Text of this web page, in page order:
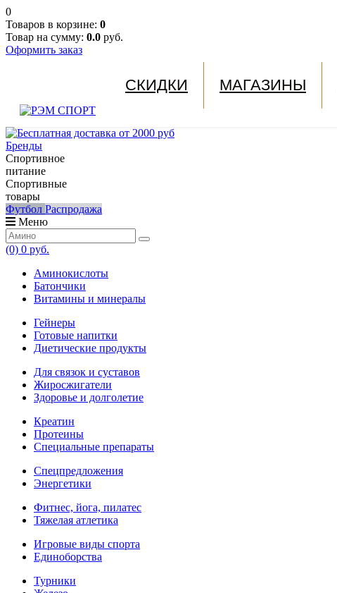
0
Товаров в корзине: 0
Товар на сумму: 0.0 руб.
Оформить заказ
СКИДКИ МАГАЗИНЫ
Бренды
Спортивное
питание
Спортивные
товары
Футбол Распродажа
Меню
(0) 0 руб.
Аминокислоты
Батончики
Витамины и минералы
Гейнеры
Готовые напитки
Диетические продукты
Для связок и суставов
Жиросжигатели
Здоровье и долголетие
Креатин
Протеины
Специальные препараты
Спецпредложения
Энергетики
Фитнес, йога, пилатес
Тяжелая атлетика
Игровые виды спорта
Единоборства
Турники